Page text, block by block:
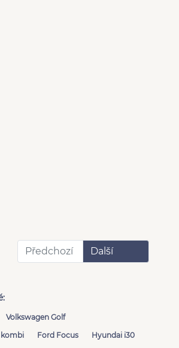
Předchozí Další
Volkswagen Golf
kombi
Ford Focus
Hyundai i30